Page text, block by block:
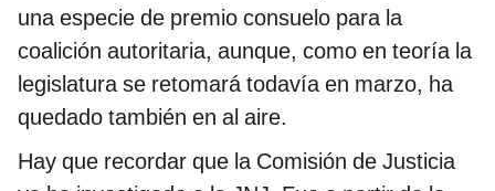
una especie de premio consuelo para la
coalición autoritaria, aunque, como en teoría la
legislatura se retomará todavía en marzo, ha
quedado también en al aire.
Hay que recordar que la Comisión de Justicia